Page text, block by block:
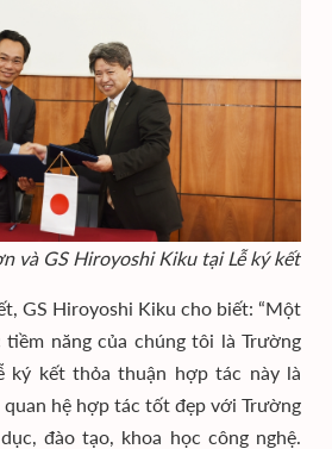
và GS Hiroyoshi Kiku tại Lễ ký kết
GS Hiroyoshi Kiku cho biết: “Một
năng của chúng tôi là Trường
ký kết thỏa thuận hợp tác này là
hệ hợp tác tốt đẹp với Trường
đào tạo, khoa học công nghệ.